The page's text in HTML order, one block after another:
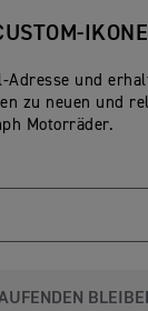
IKONE
Adresse und
zu neuen und
Motorräder.